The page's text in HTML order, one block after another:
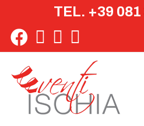
TEL. +39